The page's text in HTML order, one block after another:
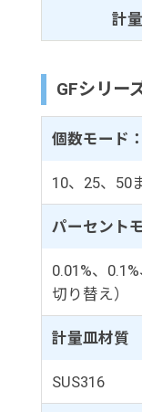
計
GFシリー
個数モード
10、25、50
パーセント
0.01%、
切り替え）
計量皿材質
SUS316